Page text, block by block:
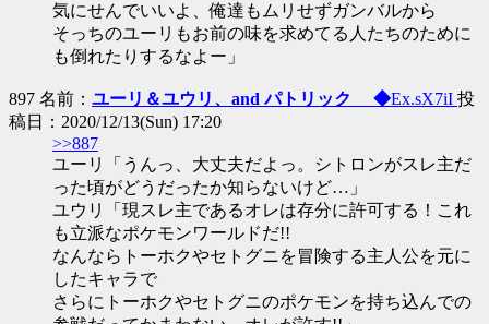
気にせんでいいよ、俺達もムリせずガンバルから
そっちのユーリもお前の味を求めてる人たちのために
も倒れたりするなよー」
897 名前： ユーリ＆ユウリ、and パトリック ◆Ex.sX7iI 投
稿日：2020/12/13(Sun) 17:20
>>887
ユーリ「うんっ、大丈夫だよっ。シトロンがスレ主だ
った頃がどうだったか知らないけど…」
ユウリ「現スレ主であるオレは存分に許可する！これ
も立派なポケモンワールドだ!!
なんならトーホクやセトグニを冒険する主人公を元に
したキャラで
さらにトーホクやセトグニのポケモンを持ち込んでの